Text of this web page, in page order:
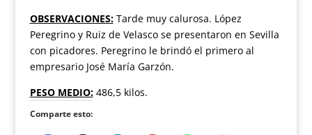
OBSERVACIONES:Tarde muy calurosa. López
Peregrino y Ruiz de Velasco se presentaron en Sevilla
con picadores. Peregrino le brindó el primero al
empresario José María Garzón.
PESO MEDIO:486,5 kilos.
Comparte esto: